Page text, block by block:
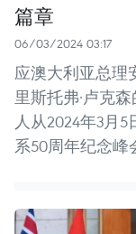
篇章
06/03/2024 03:17
应澳大利亚总理
里斯托弗·卢克
人从2024年3月
系50周年纪念峰